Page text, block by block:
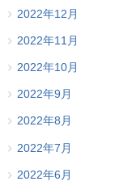
2022年12月
2022年11月
2022年10月
2022年9月
2022年8月
2022年7月
2022年6月